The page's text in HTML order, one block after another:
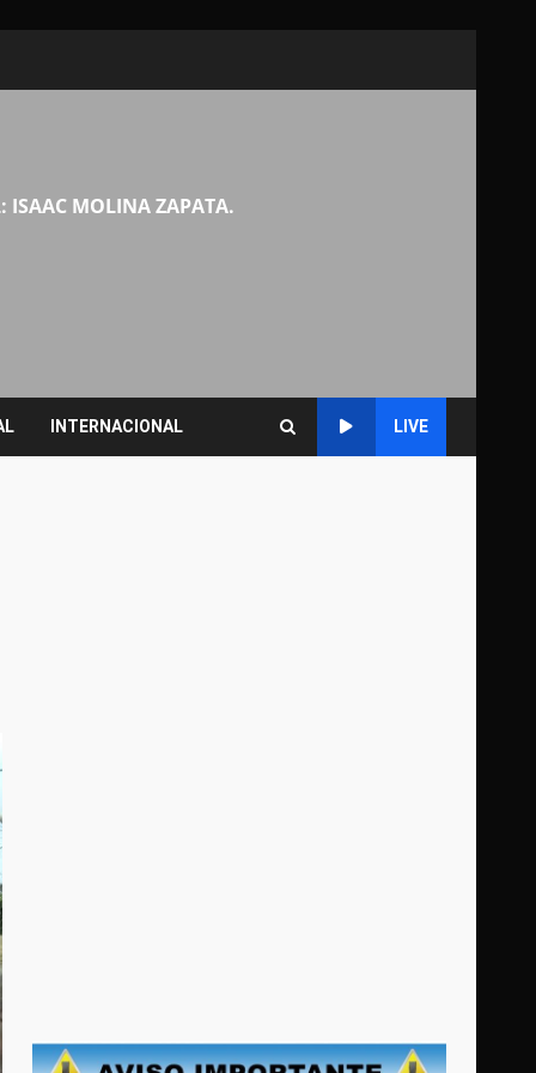
ISAAC MOLINA ZAPATA.
INTERNACIONAL LIVE